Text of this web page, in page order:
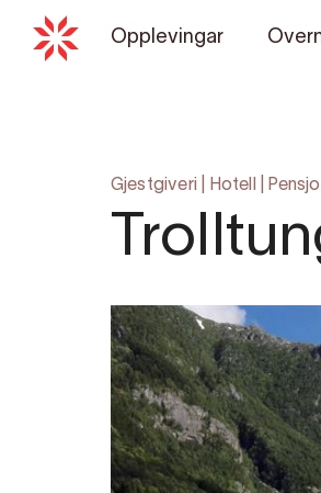
Opplevingar
Gjestgiveri Hotell